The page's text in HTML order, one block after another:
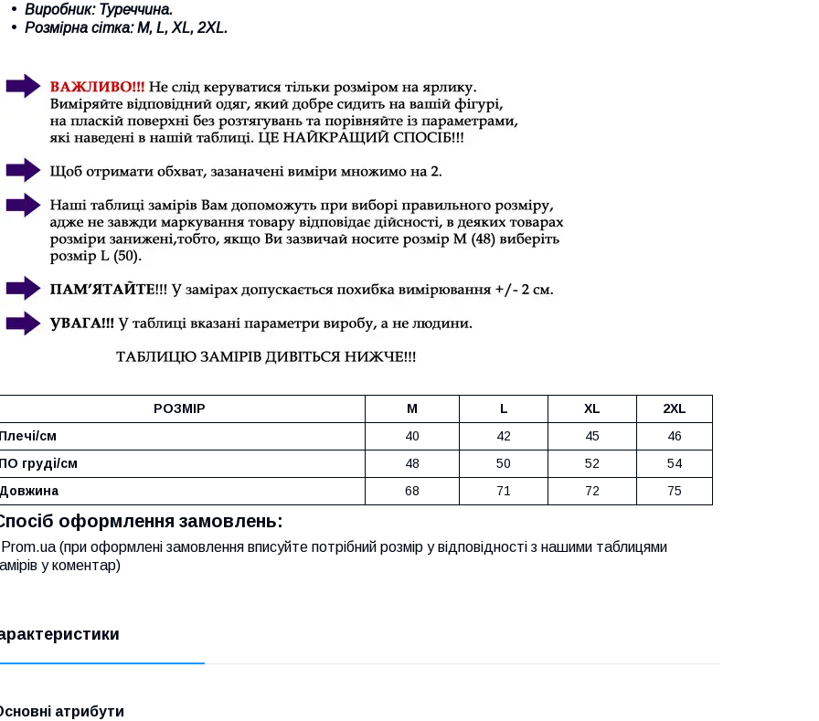
Виробник: Туреччина.
Розмірна сітка:M, L, XL, 2XL.
РОЗМІР M L XL
2XL
см
40 42 45
46
груді/см
48 50 52
54
68 71 72 75
оформлення замовлень:
Prom.ua (при оформлені замовлення вписуйте потрібний розмір у відповідності з нашими таблицями
у коментар)
атрибути